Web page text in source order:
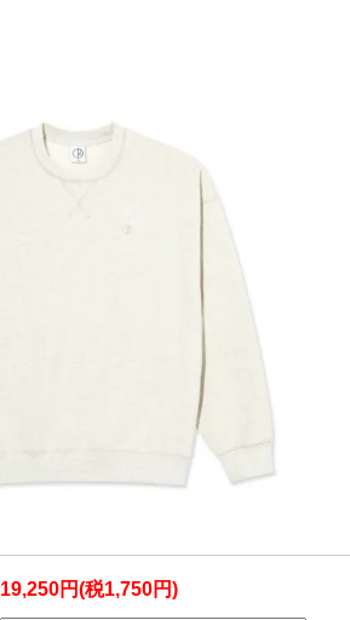
19,250円(税1,750円)